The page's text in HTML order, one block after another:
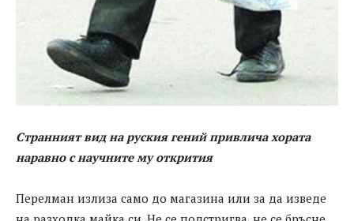
Странният вид на руския гений привлича хората
наравно с научните му открития
Перелман излиза само до магазина или за да изведе